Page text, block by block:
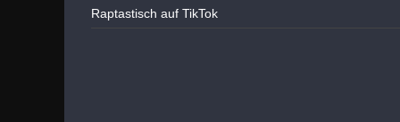
Raptastisch auf TikTok